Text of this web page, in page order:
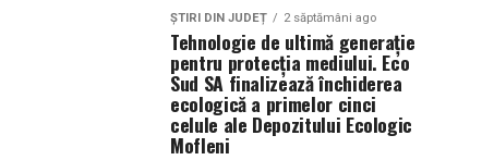
ȘTIRI DIN JUDEȚ 2 săptămâni ago
Tehnologie de ultimă generație
pentru protecția mediului. Eco
Sud SA finalizează închiderea
ecologică a primelor cinci
celule ale Depozitului Ecologic
Mofleni